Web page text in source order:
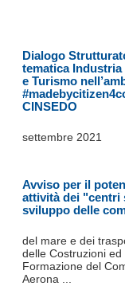
Dialogo
tematica
e Turismo
CINSEDO
settembre 2021
Avviso per il
attività dei "centri
sviluppo delle
del mare e dei
delle Costruzioni ed
Formazione del
Aerona ...